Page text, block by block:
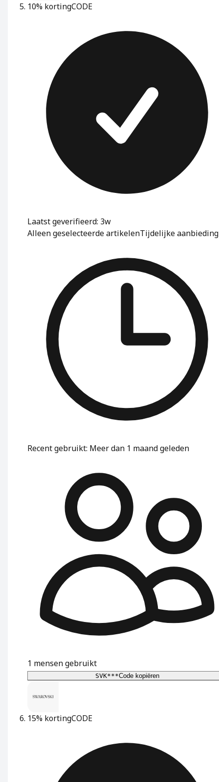
10% kortingCODE
Laatst geverifieerd: 3w
Alleen geselecteerde artikelenTijdelijke aanbieding
Recent gebruikt: Meer dan 1 maand geleden
1 mensen gebruikt
SVK***Code kopiëren
15% kortingCODE